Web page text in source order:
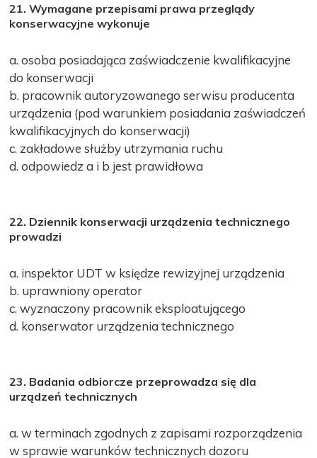
21. Wymagane przepisami prawa przeglądy
konserwacyjne wykonuje
a. osoba posiadająca zaświadczenie kwalifikacyjne
do konserwacji
b. pracownik autoryzowanego serwisu producenta
urządzenia (pod warunkiem posiadania zaświadczeń
kwalifikacyjnych do konserwacji)
c. zakładowe służby utrzymania ruchu
d. odpowiedz a i b jest prawidłowa
22. Dziennik konserwacji urządzenia technicznego
prowadzi
a. inspektor UDT w księdze rewizyjnej urządzenia
b. uprawniony operator
c. wyznaczony pracownik eksploatującego
d. konserwator urządzenia technicznego
23. Badania odbiorcze przeprowadza się dla
urządzeń technicznych
a. w terminach zgodnych z zapisami rozporządzenia
w sprawie warunków technicznych dozoru